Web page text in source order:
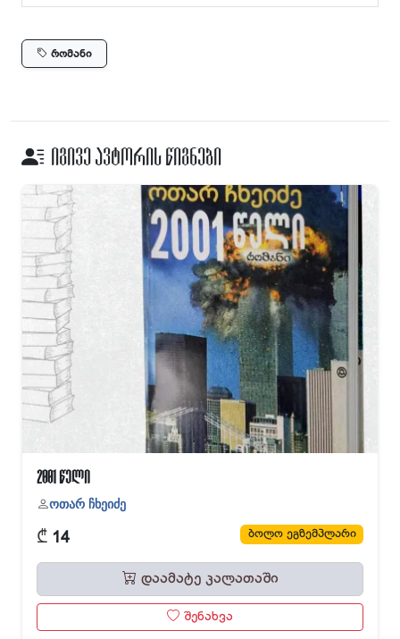
რომანი
იგივე ავტორის წიგნები
2001 წელი
ოთარ ჩხეიძე
₾ 14 ბოლო ეგზემპლარი
დაამატე კალათაში
შენახვა